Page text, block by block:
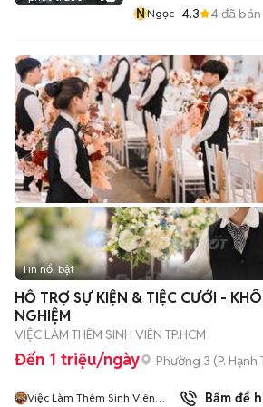
NNgọc 4.3 4đã bán
Tin nổi bật
HỖ TRỢ SỰ KIỆN & TIỆC CƯỚI -
NGHIỆM
VIỆC LÀM THÊM SINH VIÊN TP.HCM
Đến 1 triệu/ngày Phường 3 (P.
Việc Làm Thêm Sinh Viên
5đã bán
Bấm để